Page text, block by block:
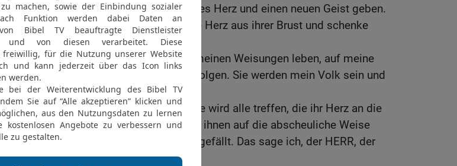
19 Ich werde ihnen ein neues Herz und einen neuen Geist geben.
Ich nehme das versteinerte Herz aus ihrer Brust und schenke
ihnen ein Herz, das lebt.
20 Dann werden sie nach meinen Weisungen leben, auf meine
Gebote achten und sie befolgen. Sie werden mein Volk sein und
ich werde ihr Gott sein.
21 Aber die verdiente Strafe wird alle treffen, die ihr Herz an die
Götzen gehängt haben und ihnen auf die abscheuliche Weise
dienen, die diesen Götzen gefällt. Das sage ich, der HERR, der
mächtige Gott.‹«